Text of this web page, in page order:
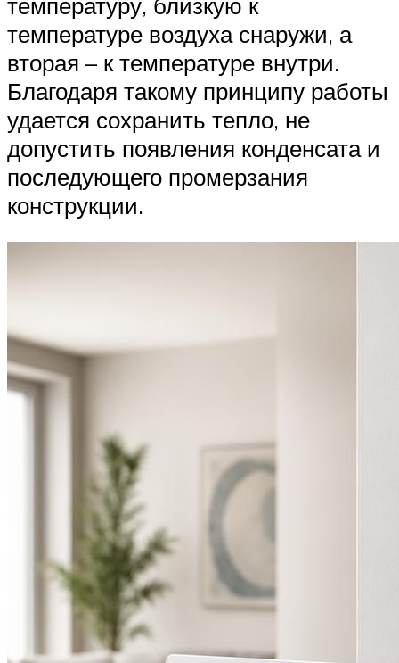
температуре воздуха снаружи, а
вторая – к температуре внутри.
Благодаря такому принципу работы
удается сохранить тепло, не
допустить появления конденсата и
последующего промерзания
конструкции.